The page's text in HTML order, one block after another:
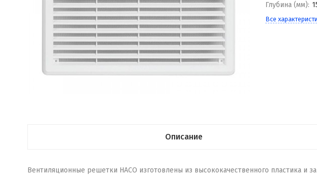
Глубина (мм):
Все
Описание
Вентиляционные решетки HACO изготовлены из высококачественного пластика